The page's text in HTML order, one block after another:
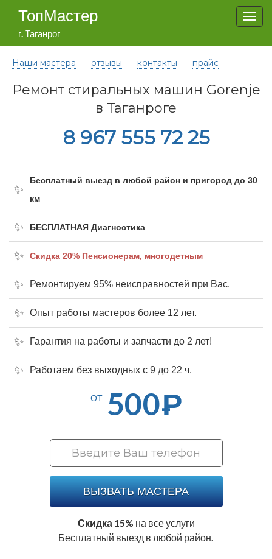
ТопМастер
г. Таганрог
Наши мастера отзывы контакты прайс
Ремонт стиральных машин Gorenje
в Таганроге
8 967 555 72 25
Бесплатный выезд в любой район и пригород до 30
км
БЕСПЛАТНАЯ Диагностика
Cкидка 20% Пенсионерам, многодетным
Ремонтируем 95% неисправностей при Вас.
Опыт работы мастеров более 12 лет.
Гарантия на работы и запчасти до 2 лет!
Работаем без выходных с 9 до 22 ч.
ОТ 500Р
ВЫЗВАТЬ МАСТЕРА
Скидка 15% на все услуги
Бесплатный выезд в любой район.